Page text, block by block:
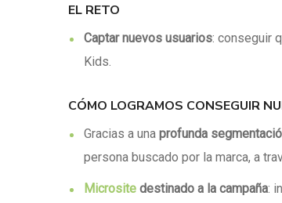
EL RETO
Captar nuevos usuarios: conseguir
Kids.
CÓMO LOGRAMOS CONSEGUIR
Gracias a una profunda
persona buscado por la marca, a
Microsite destinado a la campaña: